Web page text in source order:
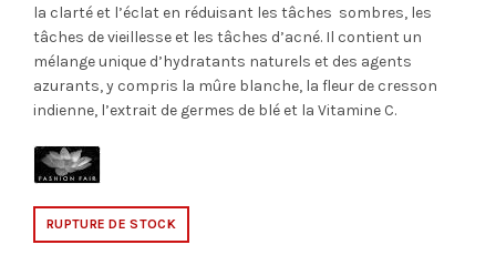
la clarté et l’éclat en réduisant les tâches sombres, les
tâches de vieillesse et les tâches d’acné. Il contient un
mélange unique d’hydratants naturels et des agents
azurants, y compris la mûre blanche, la fleur de cresson
indienne, l’extrait de germes de blé et la Vitamine C.
RUPTURE DE STOCK